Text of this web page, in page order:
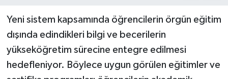
Yeni sistem kapsamında öğrencilerin örgün eğitim
dışında edindikleri bilgi ve becerilerin
yükseköğretim sürecine entegre edilmesi
hedefleniyor. Böylece uygun görülen eğitimler ve